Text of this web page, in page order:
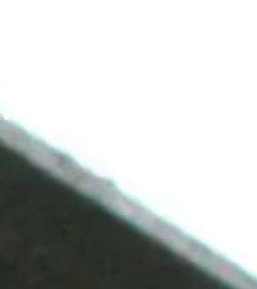
riet dak in